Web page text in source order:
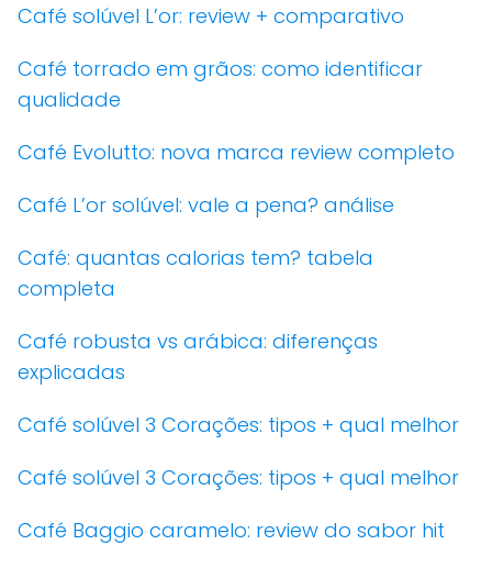
Café solúvel L’or: review + comparativo
Café torrado em grãos: como identificar
qualidade
Café Evolutto: nova marca review completo
Café L’or solúvel: vale a pena? análise
Café: quantas calorias tem? tabela
completa
Café robusta vs arábica: diferenças
explicadas
Café solúvel 3 Corações: tipos + qual melhor
Café solúvel 3 Corações: tipos + qual melhor
Café Baggio caramelo: review do sabor hit